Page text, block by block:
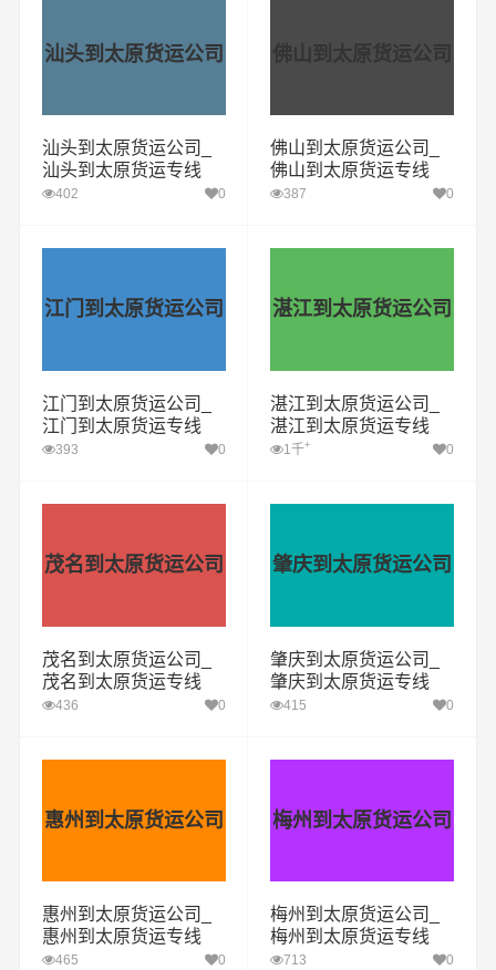
汕头到太原货运公司
汕头到太原货运公司_
汕头到太原货运专线
402 0
佛山到太原货运公司
佛山到太原货运公司_
佛山到太原货运专线
387 0
江门到太原货运公司
江门到太原货运公司_
江门到太原货运专线
393 0
湛江到太原货运公司
湛江到太原货运公司_
湛江到太原货运专线
1千+ 0
茂名到太原货运公司
茂名到太原货运公司_
茂名到太原货运专线
436 0
肇庆到太原货运公司
肇庆到太原货运公司_
肇庆到太原货运专线
415 0
惠州到太原货运公司
惠州到太原货运公司_
惠州到太原货运专线
465 0
梅州到太原货运公司
梅州到太原货运公司_
梅州到太原货运专线
713 0